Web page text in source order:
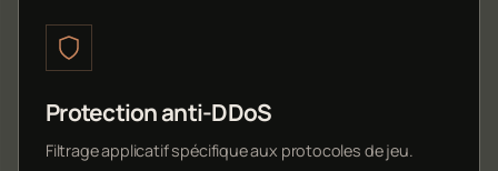
Protection anti-DDoS
Filtrage applicatif spécifique aux protocoles de jeu.